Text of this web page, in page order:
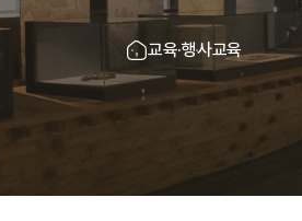
교육·행사교육